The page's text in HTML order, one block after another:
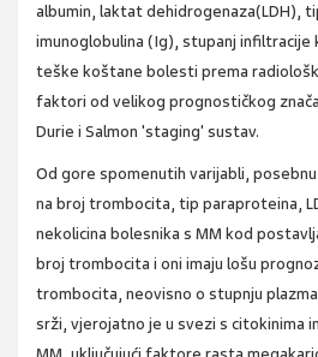
albumin, laktat dehidrogenaza(LDH),
imunoglobulina (Ig), stupanj
teške koštane bolesti prema
faktori od velikog prognostičkog
Durie i Salmon 'staging' sustav.
Od gore spomenutih varijabli,
na broj trombocita, tip paraproteina,
nekolicina bolesnika s MM kod
broj trombocita i oni imaju lošu
trombocita, neovisno o stupnju
srži, vjerojatno je u svezi s citokinima